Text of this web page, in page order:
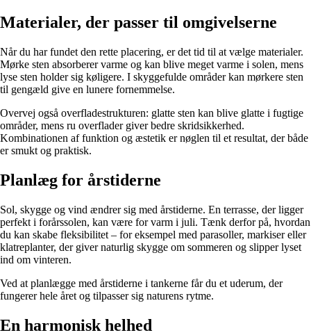
Materialer, der passer til omgivelserne
Når du har fundet den rette placering, er det tid til at vælge materialer.
Mørke sten absorberer varme og kan blive meget varme i solen, mens
lyse sten holder sig køligere. I skyggefulde områder kan mørkere sten
til gengæld give en lunere fornemmelse.
Overvej også overfladestrukturen: glatte sten kan blive glatte i fugtige
områder, mens ru overflader giver bedre skridsikkerhed.
Kombinationen af funktion og æstetik er nøglen til et resultat, der både
er smukt og praktisk.
Planlæg for årstiderne
Sol, skygge og vind ændrer sig med årstiderne. En terrasse, der ligger
perfekt i forårssolen, kan være for varm i juli. Tænk derfor på, hvordan
du kan skabe fleksibilitet – for eksempel med parasoller, markiser eller
klatreplanter, der giver naturlig skygge om sommeren og slipper lyset
ind om vinteren.
Ved at planlægge med årstiderne i tankerne får du et uderum, der
fungerer hele året og tilpasser sig naturens rytme.
En harmonisk helhed